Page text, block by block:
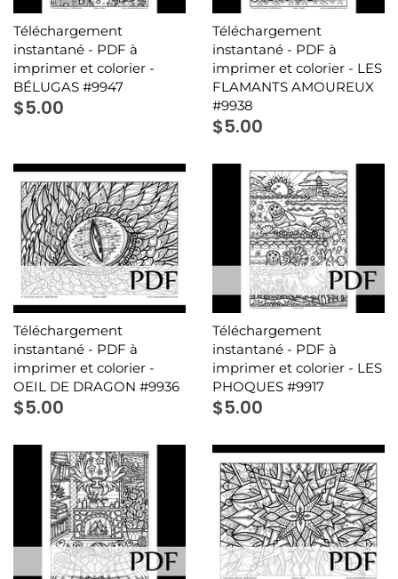
Téléchargement
instantané - PDF à
imprimer et colorier -
BÉLUGAS #9947
$5.00
Téléchargement
instantané - PDF à
imprimer et colorier - LES
FLAMANTS AMOUREUX
#9938
$5.00
Téléchargement
instantané - PDF à
imprimer et colorier -
OEIL DE DRAGON #9936
$5.00
Téléchargement
instantané - PDF à
imprimer et colorier - LES
PHOQUES #9917
$5.00